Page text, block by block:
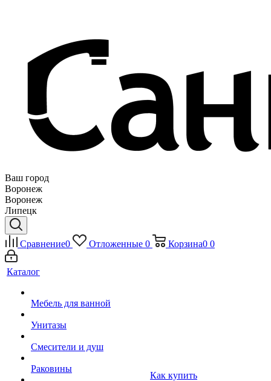
Ваш город
Воронеж
Воронеж
Липецк
Сравнение0 Отложенные 0 Корзина0 0
Каталог
Мебель для ванной
Унитазы
Смесители и душ
Раковины
Как купить